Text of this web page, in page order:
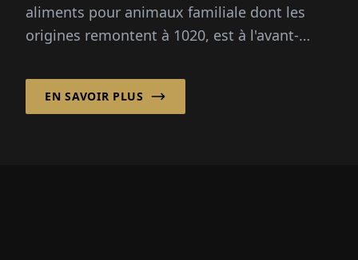
aliments pour animaux familiale dont les
origines remontent à 1020, est à l'avant-
agricoles anciennes dans l'agriculture
moderne.
EN SAVOIR PLUS